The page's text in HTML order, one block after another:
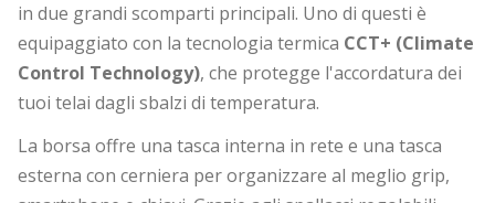
in due grandi scomparti principali. Uno di questi è
equipaggiato con la tecnologia termica CCT+ (Climate
Control Technology), che protegge l'accordatura dei
tuoi telai dagli sbalzi di temperatura.
La borsa offre una tasca interna in rete e una tasca
esterna con cerniera per organizzare al meglio grip,